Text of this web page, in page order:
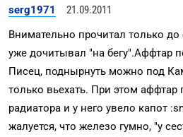
serg1971
21.09.2011
Внимательно прочитал только
уже дочитывал "на бегу".Аффтар
Писец, поднырнуть можно под
только вьехать. При этом аффтар
радиатора и у него увело капот
жалуется, что железо гумно, "у